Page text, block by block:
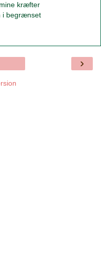
kræfter
i begrænset
›